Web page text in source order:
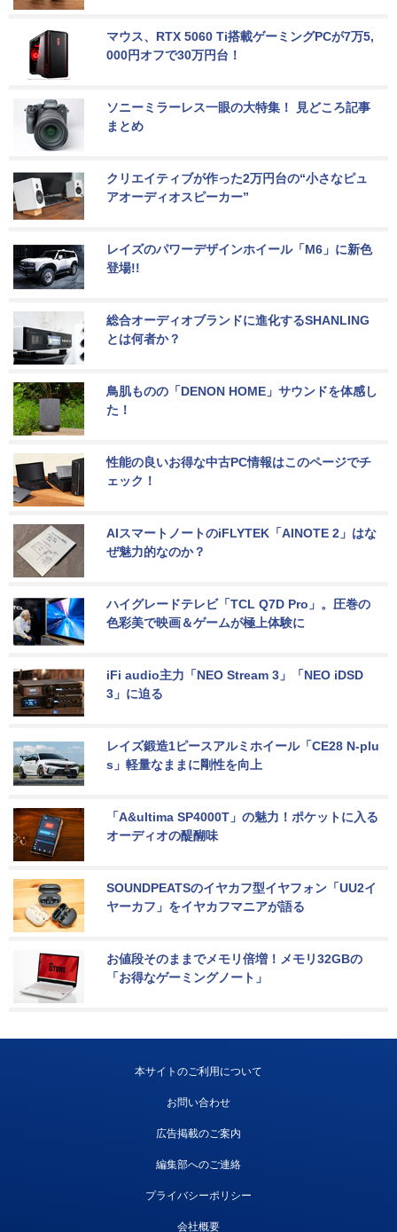
マウス、RTX 5060 Ti搭載ゲーミングPCが7万5,
000円オフで30万円台！
ソニーミラーレス一眼の大特集！ 見どころ記事
まとめ
クリエイティブが作った2万円台の“小さなピュ
アオーディオスピーカー”
レイズのパワーデザインホイール「M6」に新色
登場!!
総合オーディオブランドに進化するSHANLING
とは何者か？
鳥肌ものの「DENON HOME」サウンドを体感し
た！
性能の良いお得な中古PC情報はこのページでチ
ェック！
AIスマートノートのiFLYTEK「AINOTE 2」はな
ぜ魅力的なのか？
ハイグレードテレビ「TCL Q7D Pro」。圧巻の
色彩美で映画＆ゲームが極上体験に
iFi audio主力「NEO Stream 3」「NEO iDSD
3」に迫る
レイズ鍛造1ピースアルミホイール「CE28 N-plu
s」軽量なままに剛性を向上
「A&ultima SP4000T」の魅力！ポケットに入る
オーディオの醍醐味
SOUNDPEATSのイヤカフ型イヤフォン「UU2イ
ヤーカフ」をイヤカフマニアが語る
お値段そのままでメモリ倍増！メモリ32GBの
「お得なゲーミングノート」
本サイトのご利用について
お問い合わせ
広告掲載のご案内
編集部へのご連絡
プライバシーポリシー
会社概要